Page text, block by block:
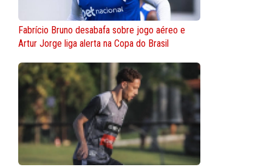
Fabrício Bruno desabafa sobre jogo aéreo e
Artur Jorge liga alerta na Copa do Brasil